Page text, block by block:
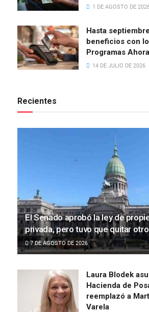
1 DE AGOSTO DE
Hasta
beneficios con
Programas Ahora
14 DE JULIO DE 2026
Recientes
El Senado aprobó la ley de
privada, pero tuvo que quitar
7 DE AGOSTO DE 2026
Laura Blodek
Hacienda de
reemplazó a
Varela